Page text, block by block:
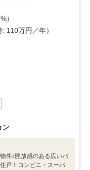
）
110万円／年）
ン
件♪開放感のある広いバ
戸！コンビニ・スーパ